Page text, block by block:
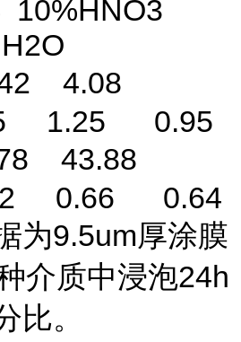
10%HNO3
4.08
1.25 0.95
43.88
0.66 0.64
为9.5um厚涂膜
介质中浸泡24h
比。